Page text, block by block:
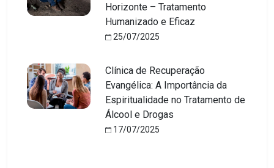
Horizonte – Tratamento
Humanizado e Eficaz
25/07/2025
Clínica de Recuperação
Evangélica: A Importância da
Espiritualidade no Tratamento de
Álcool e Drogas
17/07/2025